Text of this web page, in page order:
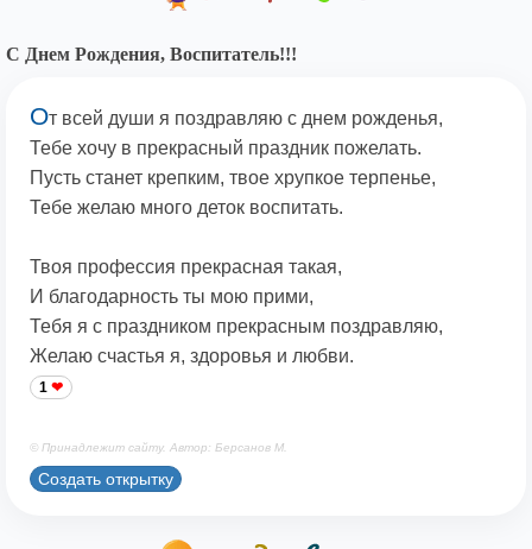
С Днем Рождения, Воспитатель!!!
От всей души я поздравляю с днем рожденья,
Тебе хочу в прекрасный праздник пожелать.
Пусть станет крепким, твое хрупкое терпенье,
Тебе желаю много деток воспитать.
Твоя профессия прекрасная такая,
И благодарность ты мою прими,
Тебя я с праздником прекрасным поздравляю,
Желаю счастья я, здоровья и любви.
1
© Принадлежит сайту. Автор: Берсанов М.
Создать открытку